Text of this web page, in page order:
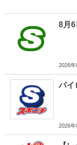
8月
2026
パ
2026